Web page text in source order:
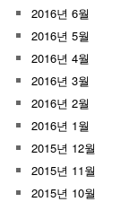
2016년 6월
2016년 5월
2016년 4월
2016년 3월
2016년 2월
2016년 1월
2015년 12월
2015년 11월
2015년 10월